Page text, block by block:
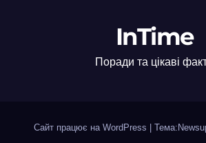
InTime
Поради та цікаві
Сайт працює на WordPress